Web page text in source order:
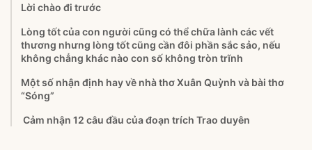
Lời chào đi trước
Lòng tốt của con người cũng có thể chữa lành các vết
thương nhưng lòng tốt cũng cần đôi phần sắc sảo, nếu
không chẳng khác nào con số không tròn trĩnh
Một số nhận định hay về nhà thơ Xuân Quỳnh và bài thơ
“Sóng”
Cảm nhận 12 câu đầu của đoạn trích Trao duyên